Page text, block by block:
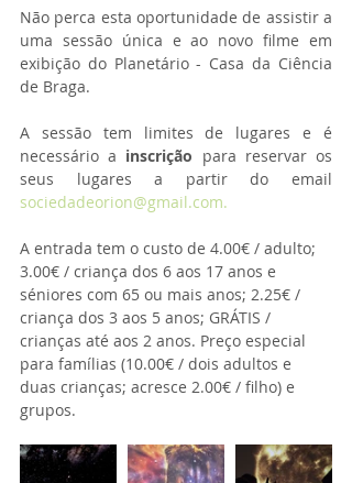
Não perca esta oportunidade de assistir a
uma sessão única e ao novo filme em
exibição do Planetário - Casa da Ciência
de Braga.
A sessão tem limites de lugares e é
necessário a inscrição para reservar os
sociedadeorion@gmail.com.
A entrada tem o custo de 4.00€ / adulto;
3.00€ / criança dos 6 aos 17 anos e
séniores com 65 ou mais anos; 2.25€ /
criança dos 3 aos 5 anos; GRÁTIS /
crianças até aos 2 anos. Preço especial
para famílias (10.00€ / dois adultos e
duas crianças; acresce 2.00€ / filho) e
grupos.